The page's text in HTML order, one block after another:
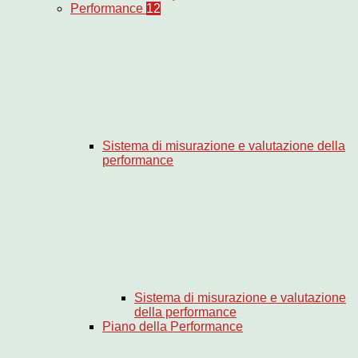
Performance 12
Sistema di misurazione e valutazione della
performance
Sistema di misurazione e valutazione
della performance
Piano della Performance